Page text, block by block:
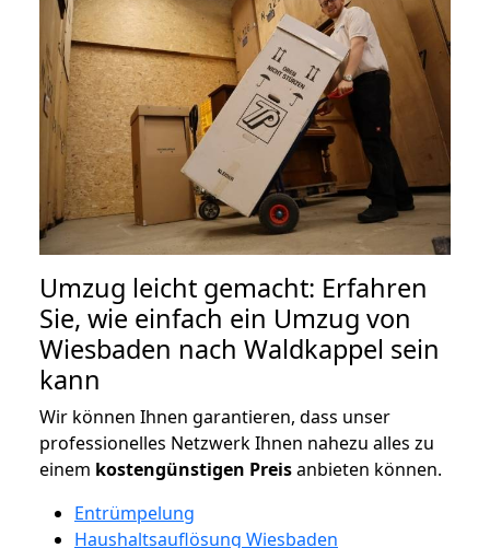
Umzug leicht gemacht: Erfahren
Sie, wie einfach ein Umzug von
Wiesbaden nach Waldkappel sein
kann
Wir können Ihnen garantieren, dass unser
professionelles Netzwerk Ihnen nahezu alles zu
einem kostengünstigen Preisanbieten können.
Entrümpelung
Haushaltsauflösung Wiesbaden